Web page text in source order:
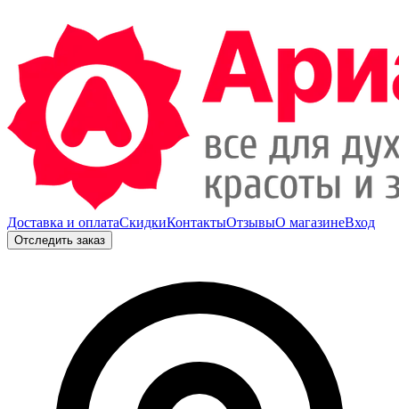
Доставка и оплатаСкидкиКонтактыОтзывыО магазинеВход
Отследить заказ